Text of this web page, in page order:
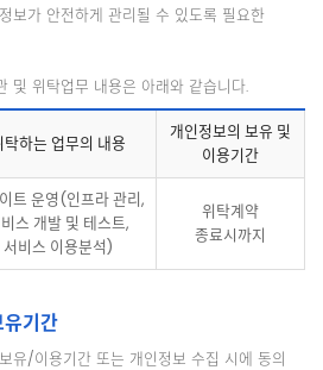
보가 안전하게 관리될 수 있도록 필요한
및 위탁업무 내용은 아래와 같습니다.
탁하는 업무의 내용
개인정보의 보유 및
이용기간
트 운영(인프라 관리,
스 개발 및 테스트,
서비스 이용분석)
위탁계약
종료시까지
기간
유/이용기간 또는 개인정보 수집 시에 동의